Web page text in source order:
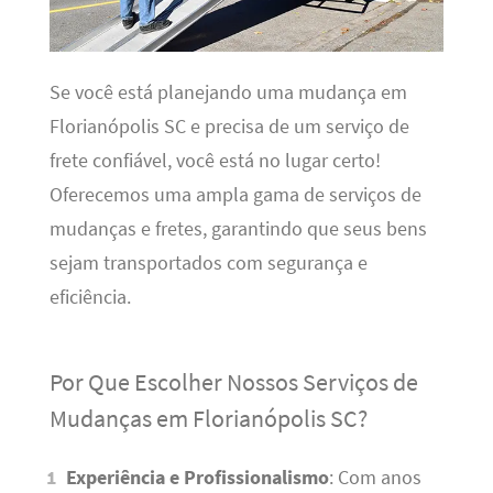
Se você está planejando uma mudança em
Florianópolis SC e precisa de um serviço de
frete confiável, você está no lugar certo!
Oferecemos uma ampla gama de serviços de
mudanças e fretes, garantindo que seus bens
sejam transportados com segurança e
eficiência.
Por Que Escolher Nossos Serviços de
Mudanças em Florianópolis SC?
Experiência e Profissionalismo: Com anos